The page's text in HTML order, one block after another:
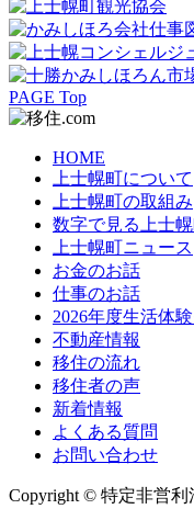
PAGE Top
HOME
上士幌町について
上士幌町の取組み
数字で見る上士
上士幌町ニュース
お金のお話
仕事のお話
2026年度生活体
不動産情報
移住の流れ
移住者の声
新着情報
よくある質問
お問い合わせ
Copyright © 特定非営利